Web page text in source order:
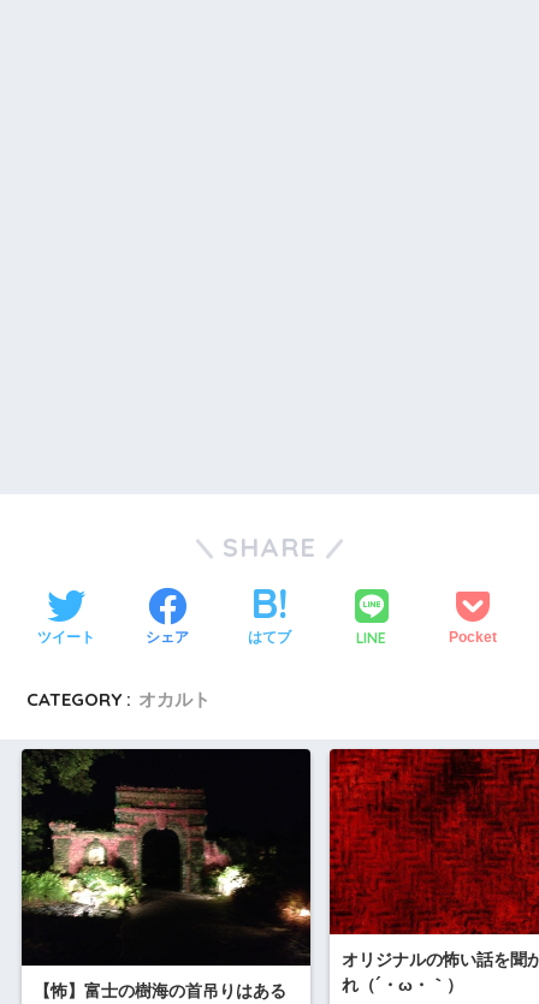
SHARE
ツイート シェア はてブ LINE Pocket
CATEGORY : オカルト
【怖】富士の樹海の首吊りはある
オリジナルの怖い話を聞
れ（´・ω・｀）